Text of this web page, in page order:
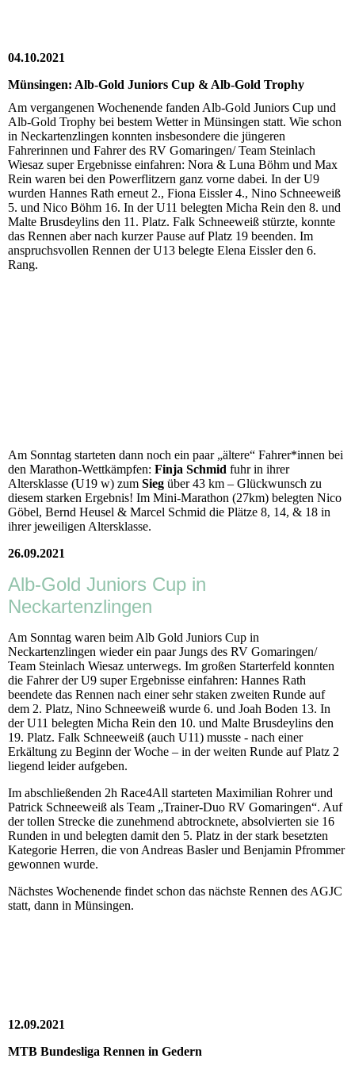
04.10.2021
Münsingen: Alb-Gold Juniors Cup & Alb-Gold Trophy
Am vergangenen Wochenende fanden Alb-Gold Juniors Cup und
Alb-Gold Trophy bei bestem Wetter in Münsingen statt. Wie schon
in Neckartenzlingen konnten insbesondere die jüngeren
Fahrerinnen und Fahrer des RV Gomaringen/ Team Steinlach
Wiesaz super Ergebnisse einfahren: Nora & Luna Böhm und Max
Rein waren bei den Powerflitzern ganz vorne dabei. In der U9
wurden Hannes Rath erneut 2., Fiona Eissler 4., Nino Schneeweiß
5. und Nico Böhm 16. In der U11 belegten Micha Rein den 8. und
Malte Brusdeylins den 11. Platz. Falk Schneeweiß stürzte, konnte
das Rennen aber nach kurzer Pause auf Platz 19 beenden. Im
anspruchsvollen Rennen der U13 belegte Elena Eissler den 6.
Rang.
Am Sonntag starteten dann noch ein paar „ältere“ Fahrer*innen bei
den Marathon-Wettkämpfen: Finja Schmid fuhr in ihrer
Altersklasse (U19 w) zum Sieg über 43 km – Glückwunsch zu
diesem starken Ergebnis! Im Mini-Marathon (27km) belegten Nico
Göbel, Bernd Heusel & Marcel Schmid die Plätze 8, 14, & 18 in
ihrer jeweiligen Altersklasse.
26.09.2021
Alb-Gold Juniors Cup in
Neckartenzlingen
Am Sonntag waren beim Alb Gold Juniors Cup in
Neckartenzlingen wieder ein paar Jungs des RV Gomaringen/
Team Steinlach Wiesaz unterwegs. Im großen Starterfeld konnten
die Fahrer der U9 super Ergebnisse einfahren: Hannes Rath
beendete das Rennen nach einer sehr staken zweiten Runde auf
dem 2. Platz, Nino Schneeweiß wurde 6. und Joah Boden 13. In
der U11 belegten Micha Rein den 10. und Malte Brusdeylins den
19. Platz. Falk Schneeweiß (auch U11) musste - nach einer
Erkältung zu Beginn der Woche – in der weiten Runde auf Platz 2
liegend leider aufgeben.
Im abschließenden 2h Race4All starteten Maximilian Rohrer und
Patrick Schneeweiß als Team „Trainer-Duo RV Gomaringen“. Auf
der tollen Strecke die zunehmend abtrocknete, absolvierten sie 16
Runden in und belegten damit den 5. Platz in der stark besetzten
Kategorie Herren, die von Andreas Basler und Benjamin Pfrommer
gewonnen wurde.
Nächstes Wochenende findet schon das nächste Rennen des AGJC
statt, dann in Münsingen.
12.09.2021
MTB Bundesliga Rennen in Gedern